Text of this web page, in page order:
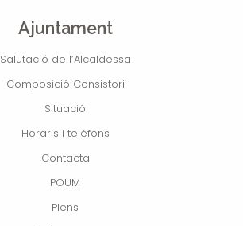
Ajuntament
Salutació de l’Alcaldessa
Composició Consistori
Situació
Horaris i telèfons
Contacta
POUM
Plens